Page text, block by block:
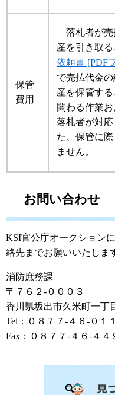
保管
費用
落札者が売
産を引き取る
依頼書 [PDF
で売払代金
産を保管す
関わる作業
落札者が対
た、保管に
ません。
お問い合わせ
KSI官公庁オークション
絡先までお願いいたしま
消防庶務課
〒７６２-０００３
香川県坂出市久米町一丁
Tel：０８７７-４６-０１
Fax：０８７７-４６-４４